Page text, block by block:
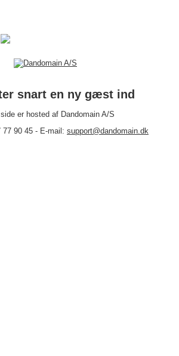
snart en ny gæst ind
side er hosted af Dandomain A/S
77 90 45 - E-mail: support@dandomain.dk